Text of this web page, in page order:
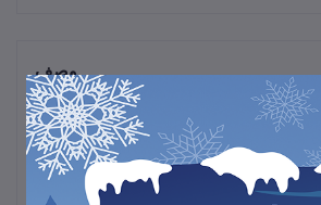
وصف
منظم خشبي عملي 10×1، متعدد الاستخدام لتخزين الأدوات والمستلزمات
بتصميم أنيق يوفر ترتيباً مثالياً للمكتب أو المنزل.